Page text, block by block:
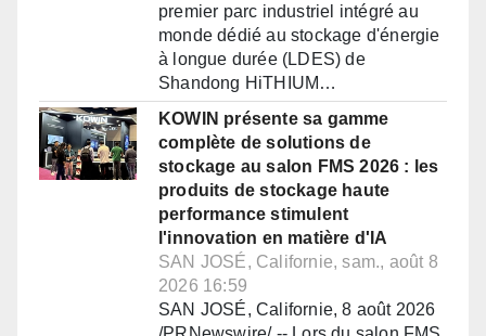
premier parc industriel intégré au
monde dédié au stockage d'énergie
à longue durée (LDES) de
Shandong HiTHIUM…
KOWIN présente sa gamme
complète de solutions de
stockage au salon FMS 2026 : les
produits de stockage haute
performance stimulent
l'innovation en matière d'IA
SAN JOSÉ, Californie, sam., août 8
2026 16:59
SAN JOSÉ, Californie, 8 août 2026